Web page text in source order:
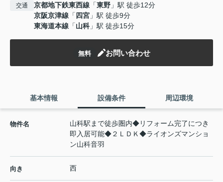
交通 京都地下鉄東西線 「東野 」駅 徒歩12分
京阪京津線 「 四宮 」駅 徒歩9分
東海道本線 「山科 」駅 徒歩15分
無料 お問い合わせ
基本情報 設備条件 周辺環境
物件名
山科駅まで徒歩圏内◆リフォーム完了につき
即入居可能◆２ＬＤＫ◆ライオンズマンショ
ン山科音羽
向き 西